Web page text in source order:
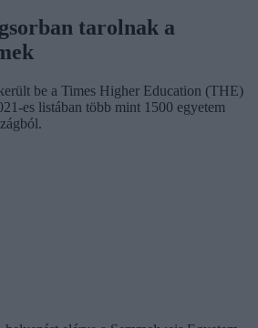
tarolnak a
be a Times Higher Education (THE)
es listában több mint 1500 egyetem